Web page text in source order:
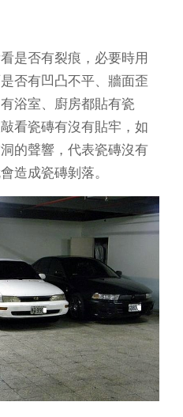
是否有裂痕，必要時用
否有凹凸不平、牆面歪
浴室、廚房都貼有瓷
看瓷磚有沒有貼牢，如
的聲響，代表瓷磚沒有
造成瓷磚剝落。